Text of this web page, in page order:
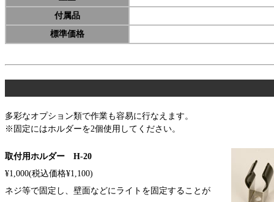
付属品
標準価格
多彩なオプション類で作業も容易に行なえます。
※固定にはホルダーを2個使用してください。
取付用ホルダー H-20
¥1,000(税込価格¥1,100)
ネジ等で固定し、壁面などにライトを固定することが